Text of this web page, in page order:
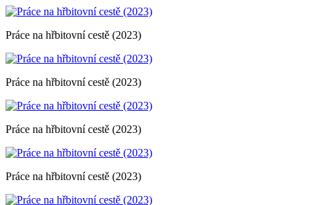
Práce na hřbitovní cestě (2023)
Práce na hřbitovní cestě (2023)
Práce na hřbitovní cestě (2023)
Práce na hřbitovní cestě (2023)